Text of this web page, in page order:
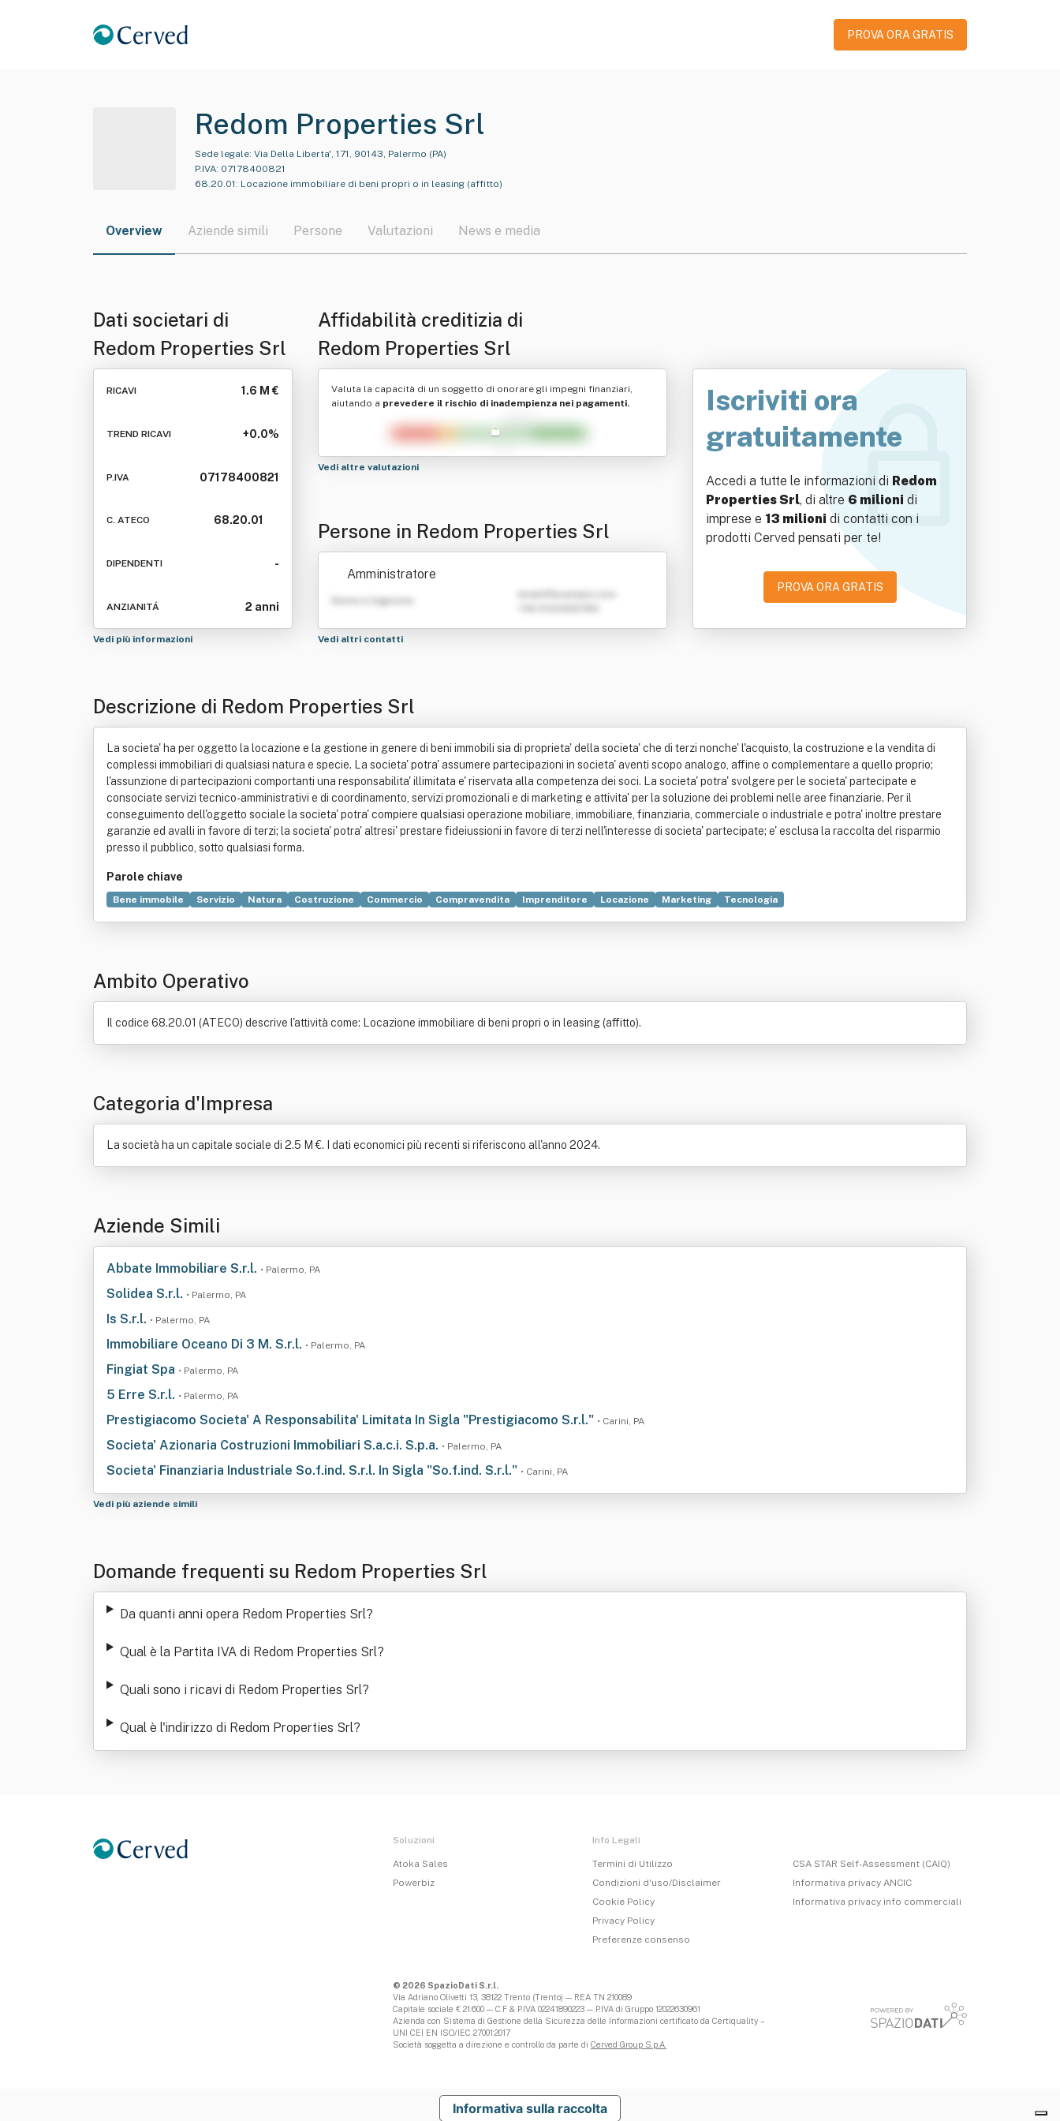
PROVA ORA GRATIS
Redom Properties Srl
Sede legale: Via Della Liberta', 171, 90143, Palermo (PA)
P.IVA: 07178400821
68.20.01 : Locazione immobiliare di beni propri o in leasing (affitto)
Overview Aziende simili Persone Valutazioni News e media
Dati societari di
Redom Properties Srl
RICAVI 1.6 M €
TREND RICAVI +0.0%
P.IVA 07178400821
C. ATECO 68.20.01
DIPENDENTI -
ANZIANITÁ 2 anni
Vedi più informazioni
Affidabilità creditizia di
Redom Properties Srl
Valuta la capacità di un soggetto di onorare gli impegni finanziari,
aiutando a prevedere il rischio di inadempienza nei pagamenti.
Vedi altre valutazioni
Persone in Redom Properties Srl
Amministratore
Nome e Cognome
Vedi altri contatti
Iscriviti ora
gratuitamente
Accedi a tutte le informazioni di Redom
Properties Srl, di altre 6 milioni di
imprese e 13 milioni di contatti con i
prodotti Cerved pensati per te!
PROVA ORA GRATIS
Descrizione di Redom Properties Srl
La societa' ha per oggetto la locazione e la gestione in genere di beni immobili sia di proprieta' della societa' che di terzi nonche' l'acquisto, la costruzione e la vendita di
complessi immobiliari di qualsiasi natura e specie. La societa' potra' assumere partecipazioni in societa' aventi scopo analogo, affine o complementare a quello proprio;
l'assunzione di partecipazioni comportanti una responsabilita' illimitata e' riservata alla competenza dei soci. La societa' potra' svolgere per le societa' partecipate e
consociate servizi tecnico-amministrativi e di coordinamento, servizi promozionali e di marketing e attivita' per la soluzione dei problemi nelle aree finanziarie. Per il
conseguimento dell'oggetto sociale la societa' potra' compiere qualsiasi operazione mobiliare, immobiliare, finanziaria, commerciale o industriale e potra' inoltre prestare
garanzie ed avalli in favore di terzi; la societa' potra' altresi' prestare fideiussioni in favore di terzi nell'interesse di societa' partecipate; e' esclusa la raccolta del risparmio
presso il pubblico, sotto qualsiasi forma.
Parole chiave
Bene immobile Servizio Natura Costruzione Commercio Compravendita Imprenditore Locazione Marketing Tecnologia
Ambito Operativo
Il codice 68.20.01 (ATECO) descrive l'attività come: Locazione immobiliare di beni propri o in leasing (affitto).
Categoria d'Impresa
La società ha un capitale sociale di 2.5 M €. I dati economici più recenti si riferiscono all'anno 2024.
Aziende Simili
Abbate Immobiliare S.r.l. • Palermo, PA
Solidea S.r.l. • Palermo, PA
Is S.r.l. • Palermo, PA
Immobiliare Oceano Di 3 M. S.r.l. • Palermo, PA
Fingiat Spa • Palermo, PA
5 Erre S.r.l. • Palermo, PA
Prestigiacomo Societa' A Responsabilita' Limitata In Sigla "Prestigiacomo S.r.l." • Carini, PA
Societa' Azionaria Costruzioni Immobiliari S.a.c.i. S.p.a. • Palermo, PA
Societa' Finanziaria Industriale So.f.ind. S.r.l. In Sigla "So.f.ind. S.r.l." • Carini, PA
Vedi più aziende simili
Domande frequenti su Redom Properties Srl
Da quanti anni opera Redom Properties Srl?
Qual è la Partita IVA di Redom Properties Srl?
Quali sono i ricavi di Redom Properties Srl?
Qual è l'indirizzo di Redom Properties Srl?
Soluzioni
Atoka Sales
Powerbiz
Info Legali
Termini di Utilizzo
Condizioni d'uso/Disclaimer
Cookie Policy
Privacy Policy
Preferenze consenso
CSA STAR Self-Assessment (CAIQ)
Informativa privacy ANCIC
Informativa privacy info commerciali
© 2026 SpazioDati S.r.l.
Via Adriano Olivetti 13, 38122 Trento (Trento) — REA TN 210089
Capitale sociale € 21.600 — C.F & P.IVA 02241890223 — P.IVA di Gruppo 12022630961
Azienda con Sistema di Gestione della Sicurezza delle Informazioni certificato da Certiquality –
UNI CEI EN ISO/IEC 27001:2017
Società soggetta a direzione e controllo da parte di Cerved Group S.p.A.
Informativa sulla raccolta